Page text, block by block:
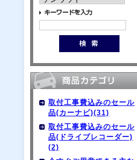
取付工事費込みのセール
品(カーナビ)(31)
取付工事費込みのセール
品(ドライブレコーダー)
(2)